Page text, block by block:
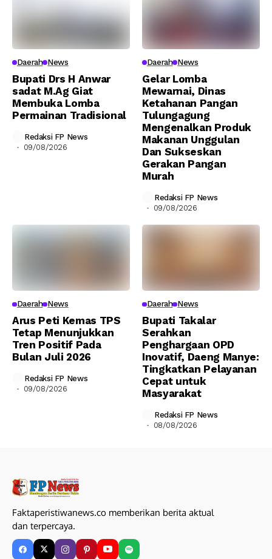
Daerah News
Bupati Drs H Anwar
sadat M.Ag Giat
Membuka Lomba
Permainan Tradisional
Redaksi FP News
09/08/2026
Daerah News
Gelar Lomba
Mewarnai, Dinas
Ketahanan Pangan
Tulungagung
Mengenalkan Produk
Makanan Unggulan
Dan Sukseskan
Gerakan Pangan
Murah
Redaksi FP News
09/08/2026
Daerah News
Arus Peti Kemas TPS
Tetap Menunjukkan
Tren Positif Pada
Bulan Juli 2026
Redaksi FP News
09/08/2026
Daerah News
Bupati Takalar
Serahkan
Penghargaan OPD
Inovatif, Daeng Manye:
Tingkatkan Pelayanan
Cepat untuk
Masyarakat
Redaksi FP News
08/08/2026
Faktaperistiwanews.co memberikan berita aktual
dan terpercaya.